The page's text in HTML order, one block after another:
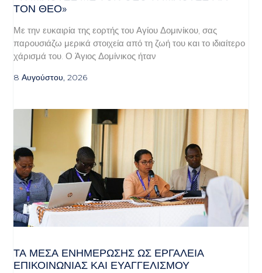
Ν ΘΕΌ»
Με την ευκαιρία της εορτής του Αγίου Δομινίκου, σας
παρουσιάζω μερικά στοιχεία από τη ζωή του και το ιδιαίτερο
χάρισμά του. Ο Άγιος Δομίνικος ήταν
8 Αυγούστου, 2026
ΤΑ ΜΈΣΑ ΕΝΗΜΈΡΩΣΗΣ ΩΣ ΕΡΓΑΛΕΊΑ
ΕΠΙΚΟΙΝΩΝΊΑΣ ΚΑΙ ΕΥΑΓΓΕΛΙΣΜΟΎ